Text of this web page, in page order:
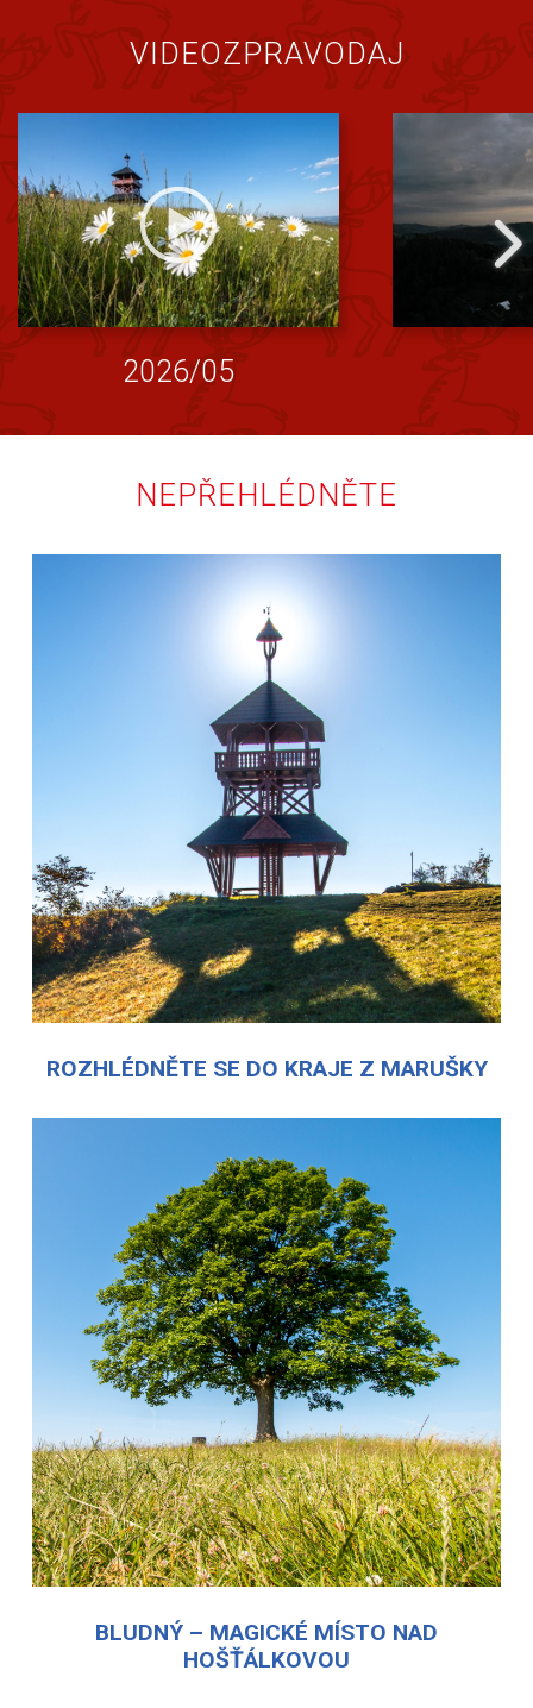
VIDEOZPRAVODAJ
2026/05
NEPŘEHLÉDNĚTE
ROZHLÉDNĚTE SE DO KRAJE Z MARUŠKY
BLUDNÝ – MAGICKÉ MÍSTO NAD
HOŠŤÁLKOVOU